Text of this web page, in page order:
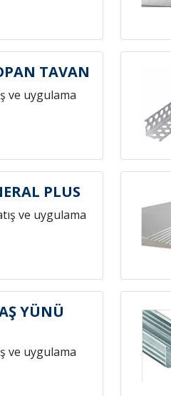
TAVAN
ve uygulama
PLUS
ve uygulama
YÜNÜ
ve uygulama